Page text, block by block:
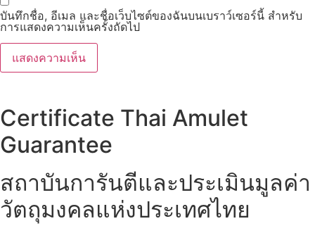
บันทึกชื่อ, อีเมล และชื่อเว็บไซต์ของฉันบนเบราว์เซอร์นี้ สำหรับ
การแสดงความเห็นครั้งถัดไป
Certificate Thai Amulet
Guarantee
สถาบันการันตีและประเมินมูลค่า
วัตถุมงคลแห่งประเทศไทย